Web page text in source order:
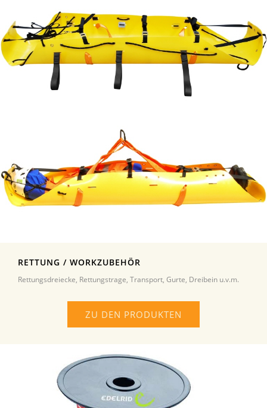
RETTUNG / WORKZUBEHÖR
Rettungsdreiecke, Rettungstrage, Transport, Gurte, Dreibein u.v.m.
ZU DEN PRODUKTEN